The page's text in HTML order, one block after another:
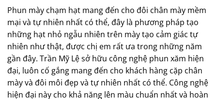
Phun mày chạm hạt mang đến cho đôi chân mày mềm
mại và tự nhiên nhất có thể, đây là phương pháp tạo
những hạt nhỏ ngẫu nhiên trên mày tạo cảm giác tự
nhiên như thật, được chị em rất ưa trong những năm
gần đây. Trần Mỹ Lệ sở hữu công nghệ phun xăm hiện
đại, luôn cố gắng mang đến cho khách hàng cặp chân
mày và đôi môi đẹp và tự nhiên nhất có thể. Công nghệ
hiện đại này cho khả năng lên màu chuẩn nhất và hoàn